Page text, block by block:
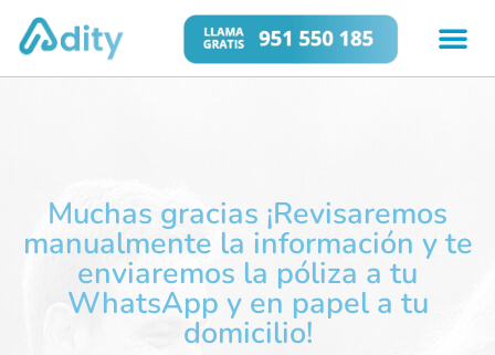
Muchas gracias ¡Revisaremos
manualmente la información y te
enviaremos la póliza a tu
WhatsApp y en papel a tu
domicilio!